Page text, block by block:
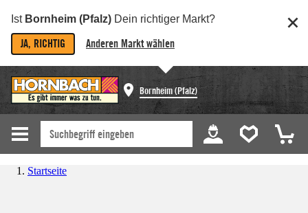
Ist Bornheim (Pfalz) Dein richtiger Markt?
JA, RICHTIG Anderen Markt wählen
Bornheim (Pfalz)
Startseite